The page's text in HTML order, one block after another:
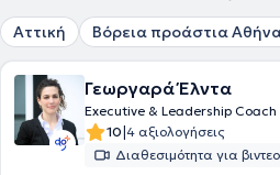
Αττική Βόρεια προάστια
Γεωργαρά Έλντα
Executive & Leadership
10|4 αξιολογήσεις
Διαθεσιμότητα για